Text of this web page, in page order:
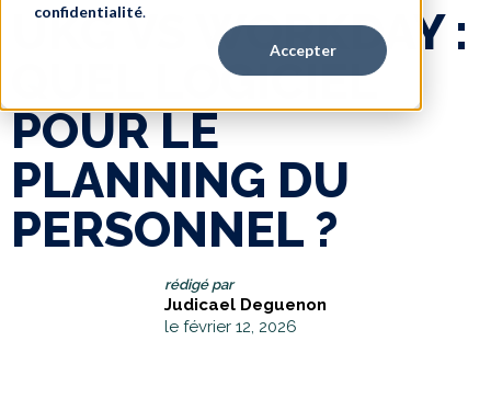
confidentialité.
Accepter
UKG VS WORKDAY :
QUEL LOGICIEL
POUR LE
PLANNING DU
PERSONNEL ?
rédigé par
Judicael Deguenon
le février 12, 2026